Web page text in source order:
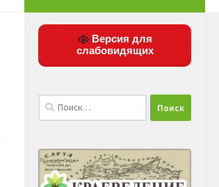
Версия для
слабовидящих
Найти: